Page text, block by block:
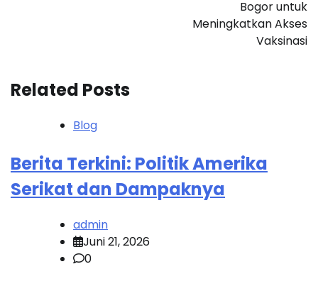
Bogor untuk
Meningkatkan Akses
Vaksinasi
Related Posts
Blog
Berita Terkini: Politik Amerika
Serikat dan Dampaknya
admin
Juni 21, 2026
0